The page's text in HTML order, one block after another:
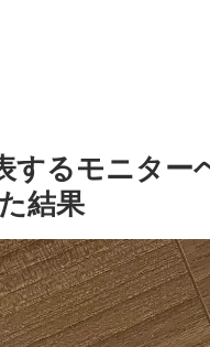
するモニタ
結果